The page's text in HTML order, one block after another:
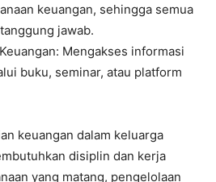
keuangan, sehingga semua
jawab.
Mengakses informasi
buku, seminar, atau platform
keuangan dalam keluarga
disiplin dan kerja
yang matang, pengelolaan